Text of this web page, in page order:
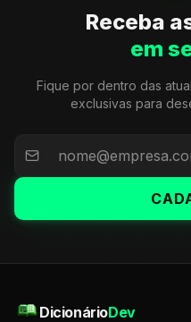
Receba
em
Fique por dentro das
exclusivas para
DicionárioDev